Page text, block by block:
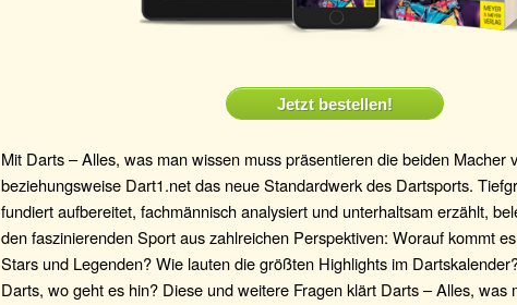
Jetzt bestellen!
Mit Darts – Alles, was man wissen muss präsentieren die beiden Macher
beziehungsweise Dart1.net das neue Standardwerk des Dartsports.
fundiert aufbereitet, fachmännisch analysiert und unterhaltsam erzählt,
den faszinierenden Sport aus zahlreichen Perspektiven: Worauf kommt
Stars und Legenden? Wie lauten die größten Highlights im
Darts, wo geht es hin? Diese und weitere Fragen klärt Darts – Alles, was